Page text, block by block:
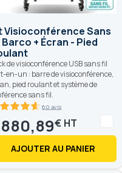
Visioconférence Sans
Barco + Écran - Pied
de visioconférence USB sans fil
en-un : barre de visioconférence,
pied roulant et système de
sans fil.
60 avis
€
AJOUTER AU PANIER